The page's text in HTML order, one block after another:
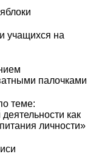
учащихся на
палочками
теме:
как
личности»